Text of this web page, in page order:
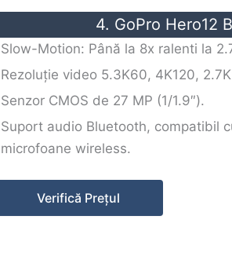
4. GoPro Hero12
Slow-Motion: Până la 8x ralenti la
Rezoluție video 5.3K60, 4K120,
Senzor CMOS de 27 MP (1/1.9″).
Suport audio Bluetooth, compatibil
microfoane wireless.
Verifică Prețul